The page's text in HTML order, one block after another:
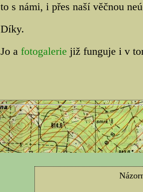
to s námi, i přes naší věčnou
Díky.
Jo a fotogalerie již funguje i v